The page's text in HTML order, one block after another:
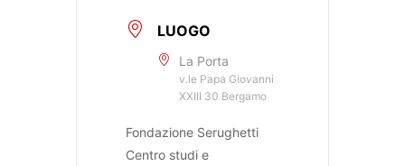
LUOGO
La Porta
v.le Papa Giovanni
XXIII 30 Bergamo
Fondazione Serughetti
Centro studi e